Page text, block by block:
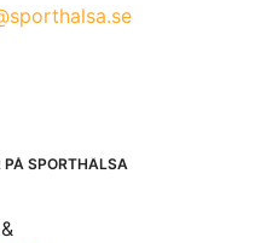
SPORTHÄLSA
&